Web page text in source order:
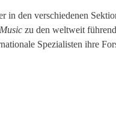
den verschiedenen
zu den weltweit
Spezialisten ihre